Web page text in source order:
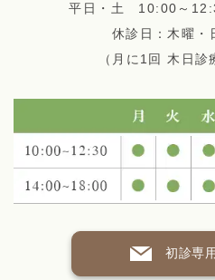
平日・土 10:00～
休診日：木曜
（月に1回 木日診
初診専